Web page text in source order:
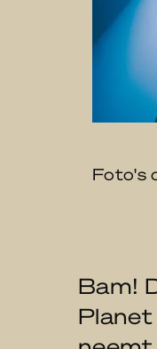
Foto's
Bam!
Planet